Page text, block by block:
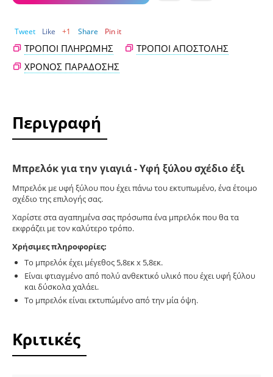
Tweet Like +1 Share Pin it
ΤΡΌΠΟΙ ΠΛΗΡΩΜΉΣ
ΤΡΌΠΟΙ ΑΠΟΣΤΟΛΉΣ
ΧΡΌΝΟΣ ΠΑΡΆΔΟΣΗΣ
Περιγραφή
Μπρελόκ για την γιαγιά - Υφή ξύλου σχέδιο έξι
Μπρελόκ με υφή ξύλου που έχει πάνω του εκτυπωμένο, ένα έτοιμο
σχέδιο της επιλογής σας.
Χαρίστε στα αγαπημένα σας πρόσωπα ένα μπρελόκ που θα τα
εκφράζει με τον καλύτερο τρόπο.
Χρήσιμες πληροφορίες:
Το μπρελόκ έχει μέγεθος 5,8εκ x 5,8εκ.
Είναι φτιαγμένο από πολύ ανθεκτικό υλικό που έχει υφή ξύλου
και δύσκολα χαλάει.
Το μπρελόκ είναι εκτυπώμένο από την μία όψη.
Κριτικές